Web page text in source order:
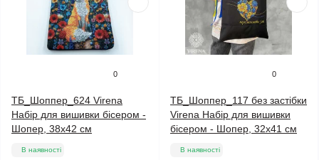
0
ТБ_Шоппер_624 Virena
Набір для вишивки бісером -
Шопер, 38х42 см
В наявності
0
ТБ_Шоппер_117 без застібки
Virena Набір для вишивки
бісером - Шопер, 32х41 см
В наявності